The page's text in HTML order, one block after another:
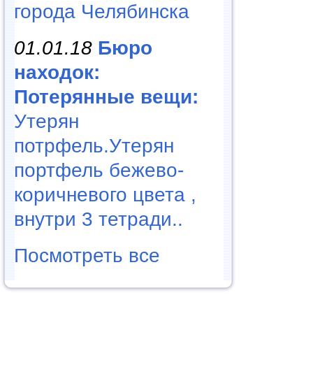
города Челябинска
01.01.18 Бюро
находок:
Потерянные вещи:
Утерян
потрфель.Утерян
портфель бежево-
коричневого цвета ,
внутри 3 тетради..
Посмотреть все